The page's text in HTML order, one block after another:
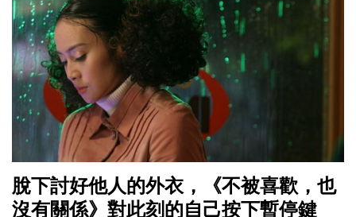
脫下討好他人的外衣，《不被喜歡，也
沒有關係》對此刻的自己按下暫停鍵